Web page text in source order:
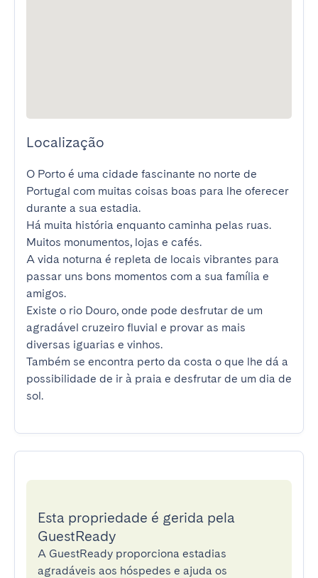
Localização
O Porto é uma cidade fascinante no norte de
Portugal com muitas coisas boas para lhe oferecer
durante a sua estadia.
Há muita história enquanto caminha pelas ruas.
Muitos monumentos, lojas e cafés.
A vida noturna é repleta de locais vibrantes para
passar uns bons momentos com a sua família e
amigos.
Existe o rio Douro, onde pode desfrutar de um
agradável cruzeiro fluvial e provar as mais
diversas iguarias e vinhos.
Também se encontra perto da costa o que lhe dá a
possibilidade de ir à praia e desfrutar de um dia de
sol.
Esta propriedade é gerida pela
GuestReady
A GuestReady proporciona estadias
agradáveis aos hóspedes e ajuda os